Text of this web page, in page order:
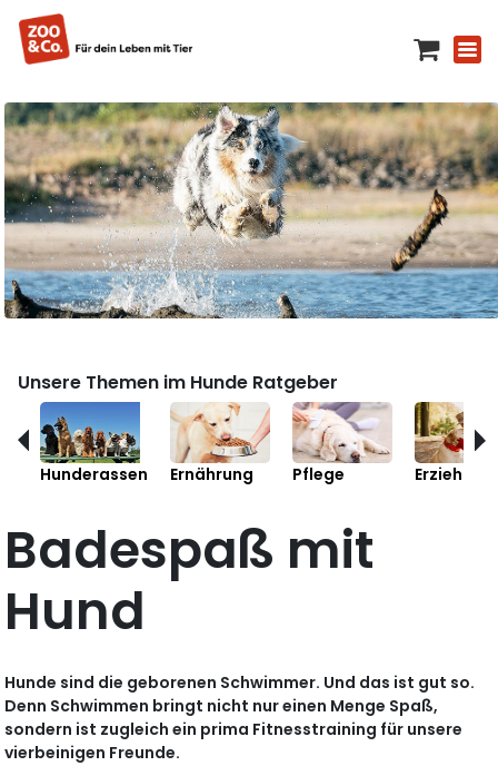
Unsere Themen im Hunde Ratgeber
Hunderassen Ernährung Pflege Erziehung
Badespaß mit
Hund
Hunde sind die geborenen Schwimmer. Und das ist gut so.
Denn Schwimmen bringt nicht nur einen Menge Spaß,
sondern ist zugleich ein prima Fitnesstraining für unsere
vierbeinigen Freunde.